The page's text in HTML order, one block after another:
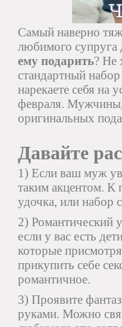
Самый наверно
любимого супруга
ему подарить? Не
стандартный
нарекаете себя на
февраля.
оригинальных
Давайте
1) Если ваш муж
таким акцентом. К
удочка, или набор
2) Романтический
если у вас есть
которые
прикупить себе
романтичное.
3) Проявите
руками. Можно